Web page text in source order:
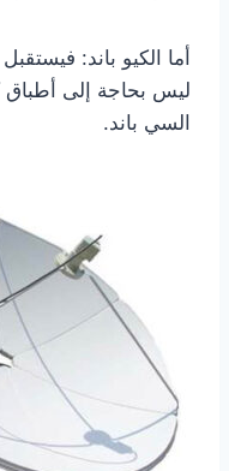
أما الكيو باند:
ليس بحاجة إلى أطباق
السي باند.